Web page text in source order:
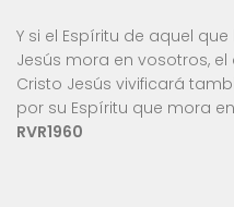
Y si el Espíritu de aquel
Jesús mora en vosotros,
Cristo Jesús vivificará
por su Espíritu que mora
RVR1960